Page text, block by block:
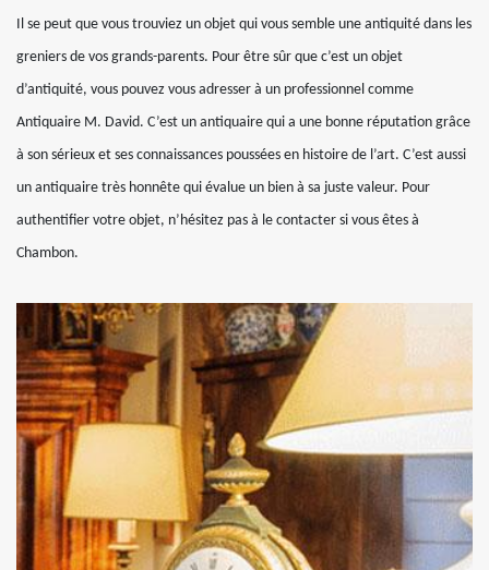
Il se peut que vous trouviez un objet qui vous semble une antiquité dans les
greniers de vos grands-parents. Pour être sûr que c’est un objet
d’antiquité, vous pouvez vous adresser à un professionnel comme
Antiquaire M. David. C’est un antiquaire qui a une bonne réputation grâce
à son sérieux et ses connaissances poussées en histoire de l’art. C’est aussi
un antiquaire très honnête qui évalue un bien à sa juste valeur. Pour
authentifier votre objet, n’hésitez pas à le contacter si vous êtes à
Chambon.